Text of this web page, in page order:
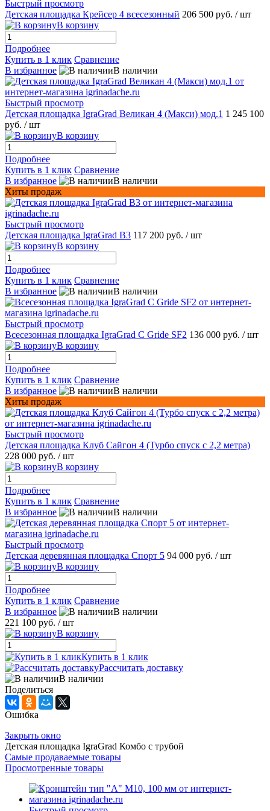
Быстрый просмотр
Детская площадка Крейсер 4 всесезонный 206 500 руб. / шт
В корзину
Подробнее
Купить в 1 клик Сравнение
В избранное
В наличии
Быстрый просмотр
Детская площадка IgraGrad Великан 4 (Макси) мод.1 1 245 100
руб. / шт
В корзину
Подробнее
Купить в 1 клик Сравнение
В избранное
В наличии
Хиты продаж
Быстрый просмотр
Детская площадка IgraGrad В3 117 200 руб. / шт
В корзину
Подробнее
Купить в 1 клик Сравнение
В избранное
В наличии
Быстрый просмотр
Всесезонная площадка IgraGrad С Gride SF2 136 000 руб. / шт
В корзину
Подробнее
Купить в 1 клик Сравнение
В избранное
В наличии
Хиты продаж
Быстрый просмотр
Детская площадка Клуб Сайгон 4 (Турбо спуск с 2,2 метра)
228 000 руб. / шт
В корзину
Подробнее
Купить в 1 клик Сравнение
В избранное
В наличии
Быстрый просмотр
Детская деревянная площадка Спорт 5 94 000 руб. / шт
В корзину
Подробнее
Купить в 1 клик Сравнение
В избранное
В наличии
221 100 руб. / шт
В корзину
Купить в 1 клик
Рассчитать доставку
В наличии
Поделиться
Ошибка
Закрыть окно
Детская площадка IgraGrad Комбо с трубой
Самые продаваемые товары
Просмотренные товары